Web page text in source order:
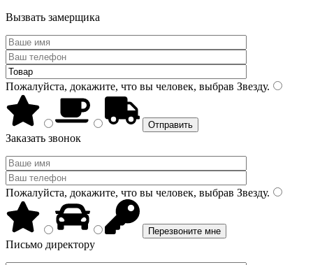
Вызвать замерщика
Пожалуйста, докажите, что вы человек, выбрав Звезду.
Заказать звонок
Пожалуйста, докажите, что вы человек, выбрав Звезду.
Письмо директору